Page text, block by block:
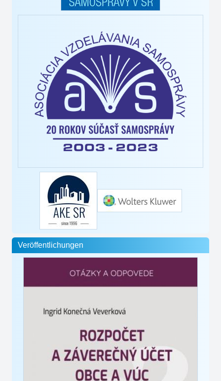
Veröffentlichungen